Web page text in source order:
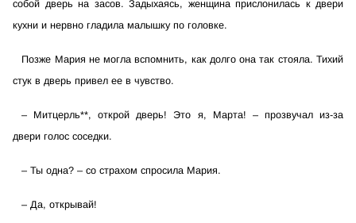
собой дверь на засов. Задыхаясь, женщина прислонилась к двери
кухни и нервно гладила малышку по головке.
Позже Мария не могла вспомнить, как долго она так стояла. Тихий
стук в дверь привел ее в чувство.
– Митцерль**, открой дверь! Это я, Марта! – прозвучал из-за
двери голос соседки.
–Ты одна? – со страхом спросила Мария.
– Да, открывай!